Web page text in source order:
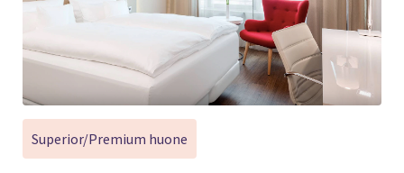
Superior/Premium huone